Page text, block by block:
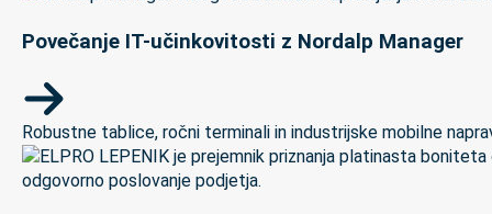
Povečanje IT-učinkovitosti z Nordalp Manager
Robustne tablice, ročni terminali in industrijske mobilne